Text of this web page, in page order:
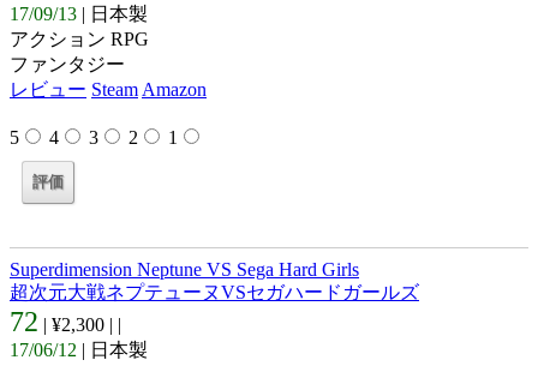
17/09/13 | 日本製
アクション RPG
ファンタジー
レビュー Steam Amazon
5 4 3 2 1
Superdimension Neptune VS Sega Hard Girls
超次元大戦ネプテューヌVSセガハードガールズ
72 | ¥2,300 | |
17/06/12 | 日本製